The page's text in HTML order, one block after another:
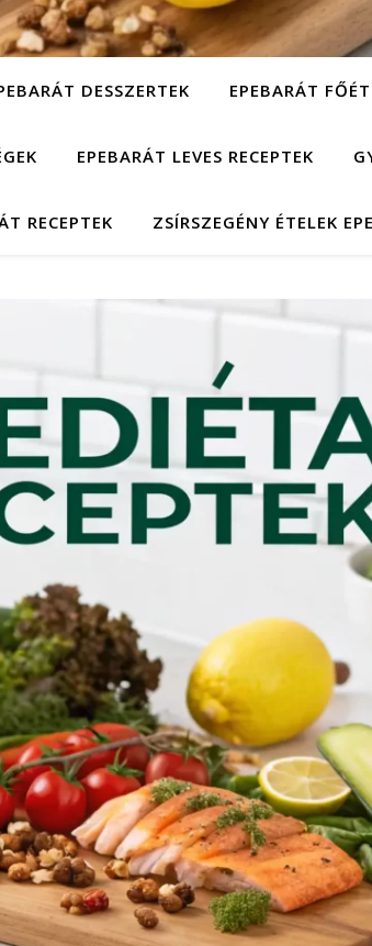
DESSZERTEK EPEBARÁT
EPEBARÁT LEVES RECEPTEK
RECEPTEK ZSÍRSZEGÉNY ÉTELEK